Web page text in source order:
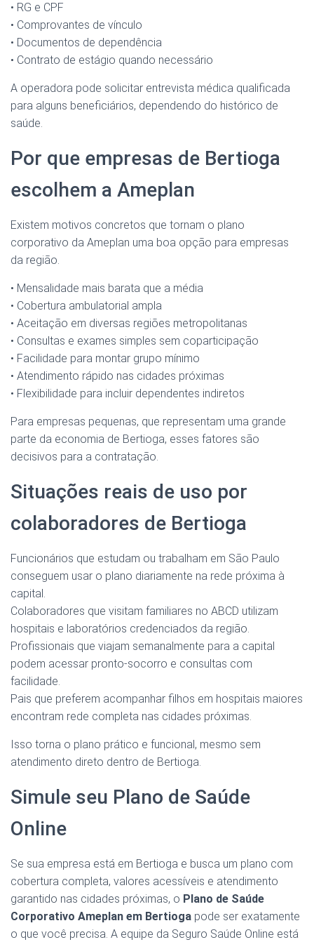
• RG e CPF
• Comprovantes de vínculo
• Documentos de dependência
• Contrato de estágio quando necessário
A operadora pode solicitar entrevista médica qualificada
para alguns beneficiários, dependendo do histórico de
saúde.
Por que empresas de Bertioga
escolhem a Ameplan
Existem motivos concretos que tornam o plano
corporativo da Ameplan uma boa opção para empresas
da região.
• Mensalidade mais barata que a média
• Cobertura ambulatorial ampla
• Aceitação em diversas regiões metropolitanas
• Consultas e exames simples sem coparticipação
• Facilidade para montar grupo mínimo
• Atendimento rápido nas cidades próximas
• Flexibilidade para incluir dependentes indiretos
Para empresas pequenas, que representam uma grande
parte da economia de Bertioga, esses fatores são
decisivos para a contratação.
Situações reais de uso por
colaboradores de Bertioga
Funcionários que estudam ou trabalham em São Paulo
conseguem usar o plano diariamente na rede próxima à
capital.
Colaboradores que visitam familiares no ABCD utilizam
hospitais e laboratórios credenciados da região.
Profissionais que viajam semanalmente para a capital
podem acessar pronto-socorro e consultas com
facilidade.
Pais que preferem acompanhar filhos em hospitais maiores
encontram rede completa nas cidades próximas.
Isso torna o plano prático e funcional, mesmo sem
atendimento direto dentro de Bertioga.
Simule seu Plano de Saúde
Online
Se sua empresa está em Bertioga e busca um plano com
cobertura completa, valores acessíveis e atendimento
garantido nas cidades próximas, o Plano de Saúde
Corporativo Ameplan em Bertioga pode ser exatamente
o que você precisa. A equipe da Seguro Saúde Online está